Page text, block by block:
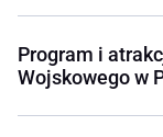
Program i
Wojskowego w